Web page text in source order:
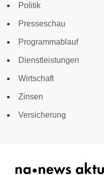
Politik
Presseschau
Programmablauf
Dienstleistungen
Wirtschaft
Zinsen
Versicherung